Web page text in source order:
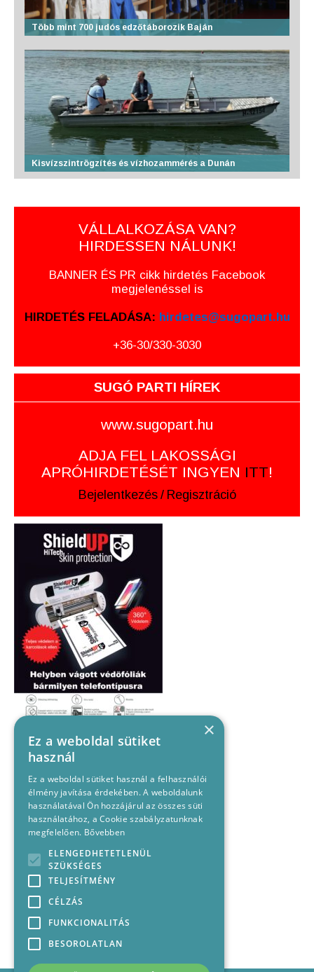
Több mint 700 judós edzőtáborozik Baján
Kisvízszintrögzítés és vízhozammérés a Dunán
VÁLLALKOZÁSA VAN?
HIRDESSEN NÁLUNK!
BANNER ÉS PR cikk hirdetés Facebook
megjelenéssel is
HIRDETÉS FELADÁSA: hirdetes@sugopart.hu
+36-30/330-3030
SUGÓ PARTI HÍREK
www.sugopart.hu
ADJA FEL LAKOSSÁGI
APRÓHIRDETÉSÉT INGYEN ITT!
Bejelentkezés / Regisztráció
×
Ez a weboldal sütiket
használ
Ez a weboldal sütiket használ a felhasználói
élmény javítása érdekében. A weboldalunk
használatával Ön hozzájárul az összes süti
használatához, a Cookie szabályzatunknak
megfelelően. Bővebben
ELENGEDHETETLENÜL
SZÜKSÉGES
TELJESÍTMÉNY
CÉLZÁS
FUNKCIONALITÁS
BESOROLATLAN